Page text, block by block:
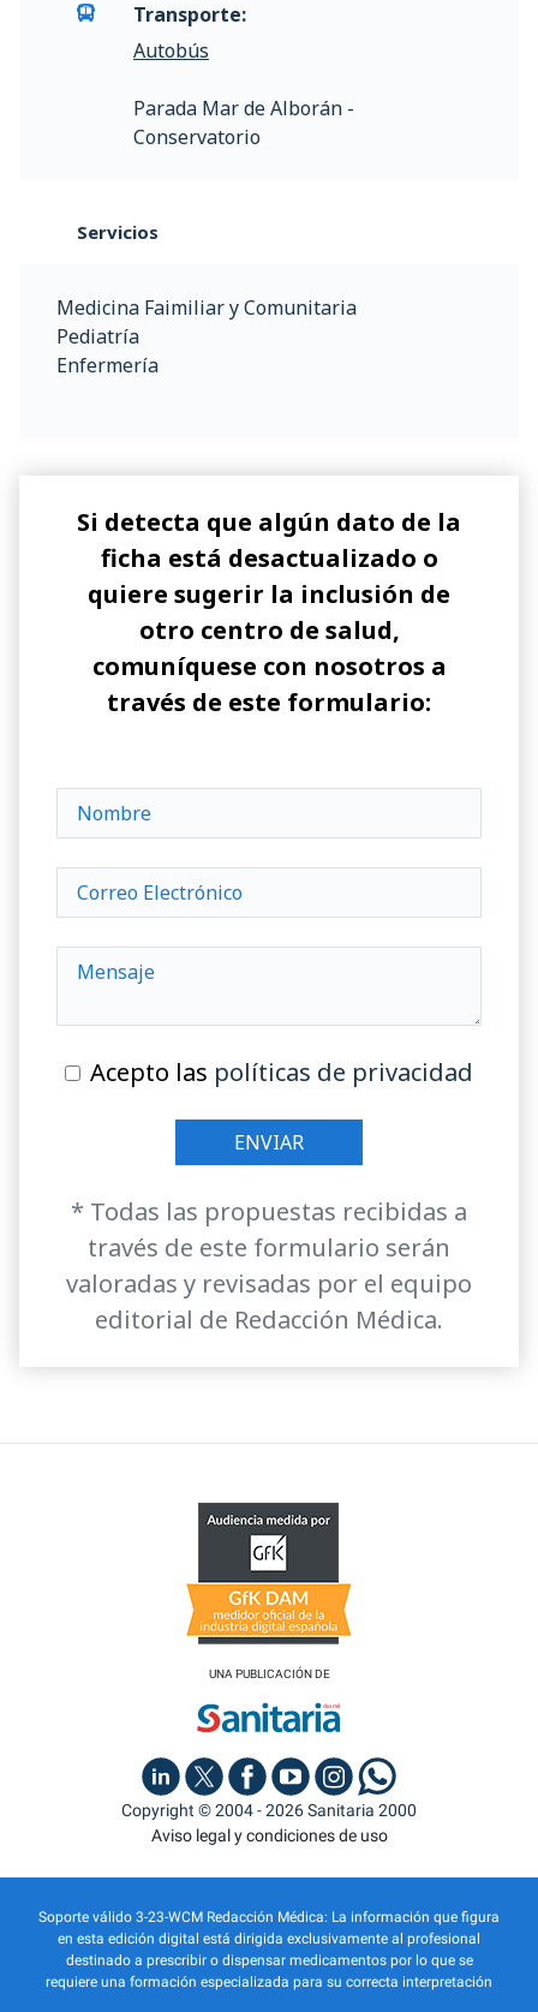
Transporte:
Autobús
Parada Mar de Alborán -
Conservatorio
Servicios
Medicina Faimiliar y Comunitaria
Pediatría
Enfermería
Si detecta que algún dato de la
ficha está desactualizado o
quiere sugerir la inclusión de
otro centro de salud,
comuníquese con nosotros a
través de este formulario:
Acepto las políticas de privacidad
* Todas las propuestas recibidas a
través de este formulario serán
valoradas y revisadas por el equipo
editorial de Redacción Médica.
UNA PUBLICACIÓN DE
Copyright © 2004 - 2026 Sanitaria 2000
Aviso legal y condiciones de uso
Soporte válido 3-23-WCM Redacción Médica: La información que figura
en esta edición digital está dirigida exclusivamente al profesional
destinado a prescribir o dispensar medicamentos por lo que se
requiere una formación especializada para su correcta interpretación